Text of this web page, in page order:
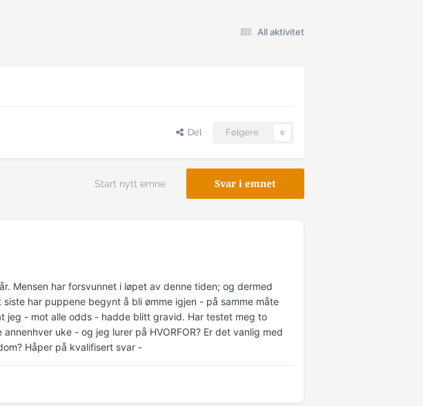
All aktivitet
Del Følgere 0
Svar i emnet
Start nytt emne
Mensen har forsvunnet i løpet av denne tiden; og dermed
har puppene begynt å bli ømme igjen - på samme måte
jeg - mot alle odds - hadde blitt gravid. Har testet meg to
uke - og jeg lurer på HVORFOR? Er det vanlig med
Håper på kvalifisert svar -